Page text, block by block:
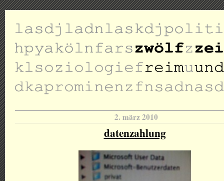
2. märz 2010
datenzahlung